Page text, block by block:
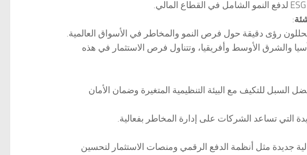
:
رؤى دقيقة حول فرص النمو والمخاطر في الأسواق العالمية.
والشرق الأوسط وأفريقيا، وتتناول فرص الاستثمار في هذه
السبل للتكيف مع البيئة التنظيمية المتغيرة وضمان الأمان
التي تساعد الشركات على إدارة المخاطر بفعالية.
جديدة مثل أنظمة الدفع الرقمي ومنصات الاستثمار لتحسين